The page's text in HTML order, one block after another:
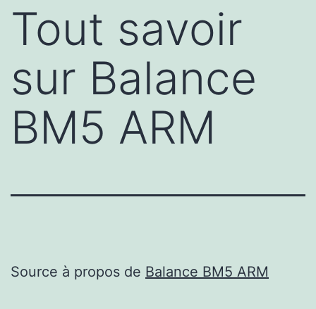
Tout savoir
sur Balance
BM5 ARM
Source à propos de Balance BM5 ARM